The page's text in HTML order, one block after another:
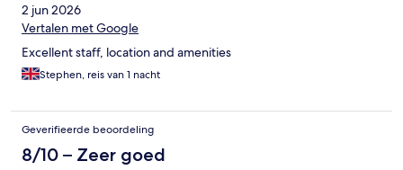
2 jun 2026
Vertalen met Google
Excellent staff, location and amenities
Stephen, reis van 1 nacht
Geverifieerde beoordeling
8/10 – Zeer goed